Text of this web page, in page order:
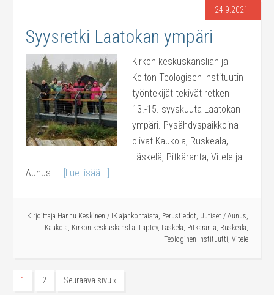
24.9.2021
Syysretki Laatokan ympäri
Kirkon keskuskanslian ja
Kelton Teologisen Instituutin
työntekijät tekivät retken
13.-15. syyskuuta Laatokan
ympäri. Pysähdyspaikkoina
olivat Kaukola, Ruskeala,
Läskelä, Pitkäranta, Vitele ja
Aunus. … [Lue lisää...]
Kirjoittaja Hannu Keskinen / IK ajankohtaista, Perustiedot, Uutiset / Aunus,
Kaukola, Kirkon keskuskanslia, Laptev, Läskelä, Pitkäranta, Ruskeala,
Teologinen Instituutti, Vitele
1 2 Seuraava sivu »